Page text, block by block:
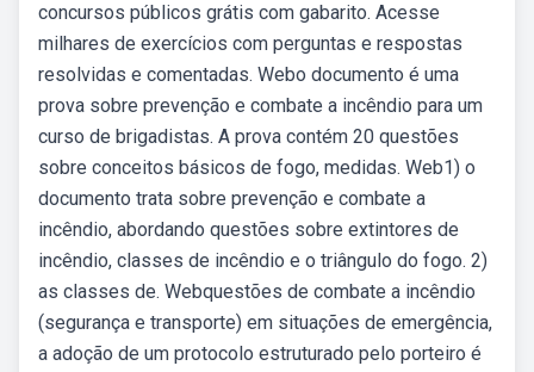
concursos públicos grátis com gabarito. Acesse
milhares de exercícios com perguntas e respostas
resolvidas e comentadas. Webo documento é uma
prova sobre prevenção e combate a incêndio para um
curso de brigadistas. A prova contém 20 questões
sobre conceitos básicos de fogo, medidas. Web1) o
documento trata sobre prevenção e combate a
incêndio, abordando questões sobre extintores de
incêndio, classes de incêndio e o triângulo do fogo. 2)
as classes de. Webquestões de combate a incêndio
(segurança e transporte) em situações de emergência,
a adoção de um protocolo estruturado pelo porteiro é